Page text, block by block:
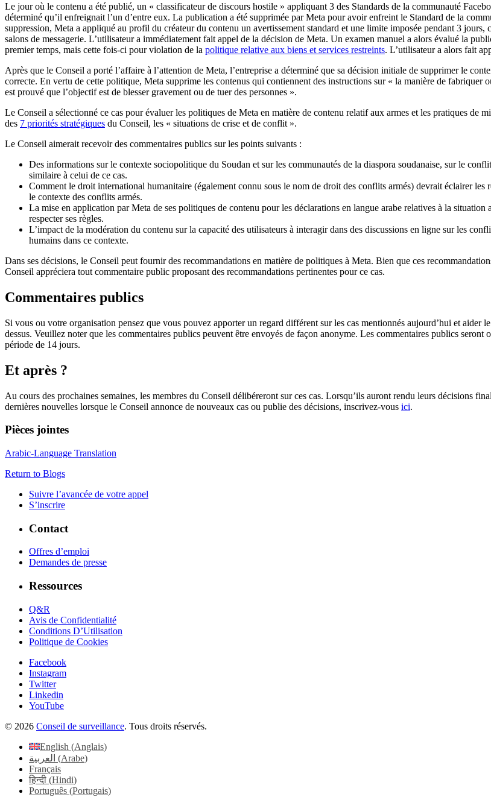
Le jour où le contenu a été publié, un « classificateur de discours hostile » appliquant 3 des Standards de la communauté
déterminé qu’il enfreignait l’un d’entre eux. La publication a été supprimée par Meta pour avoir enfreint le Standard de la
suppression, Meta a appliqué au profil du créateur du contenu un avertissement standard et une limite imposée pendant 3 jours,
salons de messagerie. L’utilisateur a immédiatement fait appel de la décision de Meta. Un examen manuel a alors évalué la
premier temps, mais cette fois-ci pour violation de la politique relative aux biens et services restreints. L’utilisateur a alors fait
Après que le Conseil a porté l’affaire à l’attention de Meta, l’entreprise a déterminé que sa décision initiale de supprimer le
correcte. En vertu de cette politique, Meta supprime les contenus qui contiennent des instructions sur « la manière de fabriquer
est prouvé que l’objectif est de blesser gravement ou de tuer des personnes ».
Le Conseil a sélectionné ce cas pour évaluer les politiques de Meta en matière de contenu relatif aux armes et les pratiques de
des 7 priorités stratégiques du Conseil, les « situations de crise et de conflit ».
Le Conseil aimerait recevoir des commentaires publics sur les points suivants :
Des informations sur le contexte sociopolitique du Soudan et sur les communautés de la diaspora soudanaise, sur le
similaire à celui de ce cas.
Comment le droit international humanitaire (également connu sous le nom de droit des conflits armés) devrait éclairer les
le contexte des conflits armés.
La mise en application par Meta de ses politiques de contenu pour les déclarations en langue arabe relatives à la
respecter ses règles.
L’impact de la modération du contenu sur la capacité des utilisateurs à interagir dans des discussions en ligne sur les
humains dans ce contexte.
Dans ses décisions, le Conseil peut fournir des recommandations en matière de politiques à Meta. Bien que ces
Conseil appréciera tout commentaire public proposant des recommandations pertinentes pour ce cas.
Commentaires publics
Si vous ou votre organisation pensez que vous pouvez apporter un regard différent sur les cas mentionnés aujourd’hui et
dessus. Veuillez noter que les commentaires publics peuvent être envoyés de façon anonyme. Les commentaires publics
période de 14 jours.
Et après ?
Au cours des prochaines semaines, les membres du Conseil délibéreront sur ces cas. Lorsqu’ils auront rendu leurs décisions
dernières nouvelles lorsque le Conseil annonce de nouveaux cas ou publie des décisions, inscrivez-vous ici.
Pièces jointes
Arabic-Language Translation
Return to Blogs
Suivre l’avancée de votre appel
S’inscrire
Contact
Offres d’emploi
Demandes de presse
Ressources
Q&R
Avis de Confidentialité
Conditions D’Utilisation
Politique de Cookies
Facebook
Instagram
Twitter
Linkedin
YouTube
© 2026 Conseil de surveillance. Tous droits réservés.
English (Anglais)
العربية (Arabe)
Français
हिन्दी (Hindi)
Português (Portugais)